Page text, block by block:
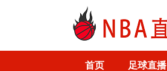
首页 足球直播